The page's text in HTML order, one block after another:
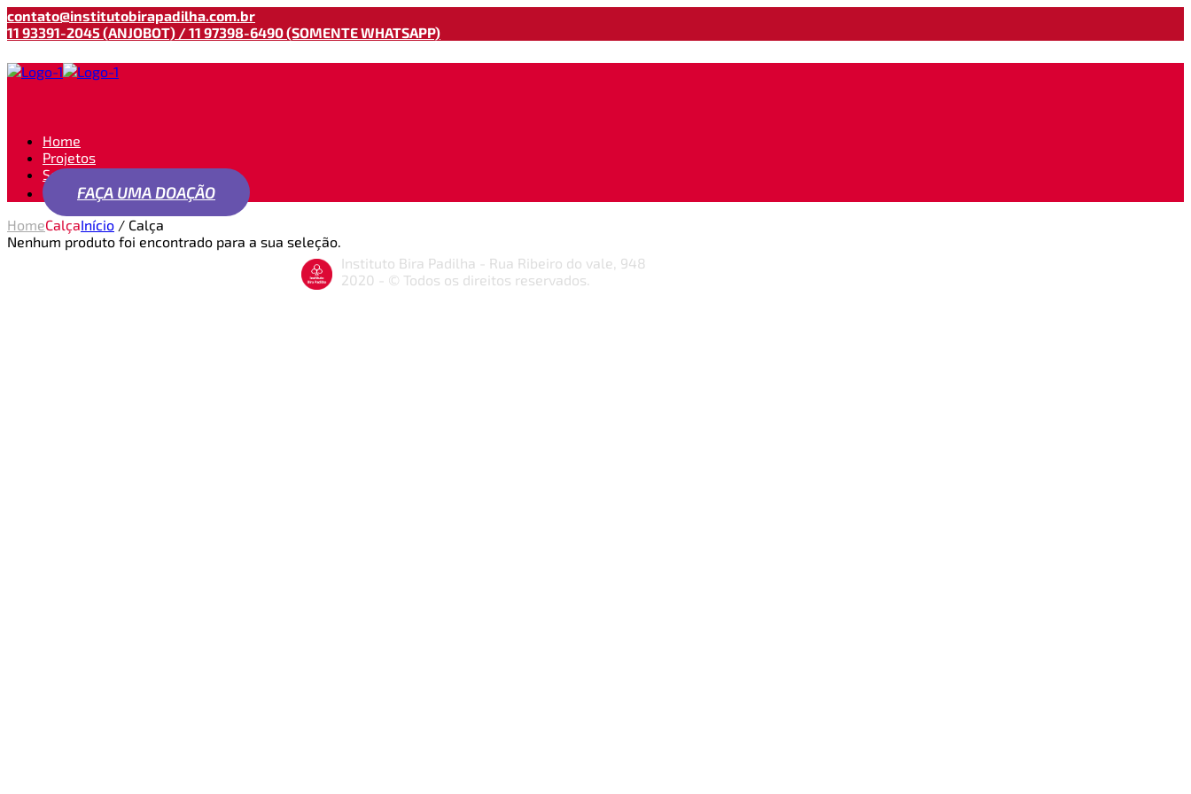
contato@institutobirapadilha.com.br
11 93391-2045 (ANJOBOT) / 11 97398-6490 (SOMENTE WHATSAPP)
Home
Projetos
Seja um apoiador
FAÇA UMA DOAÇÃO
HomeCalçaInício / Calça
Nenhum produto foi encontrado para a sua seleção.
Instituto Bira Padilha - Rua Ribeiro do vale, 948
2020 - © Todos os direitos reservados.